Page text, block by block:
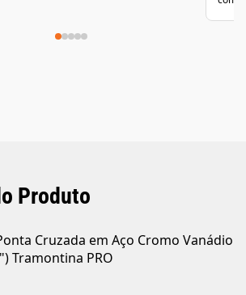
Produto
Cruzada em Aço Cromo Vanádio
Tramontina PRO